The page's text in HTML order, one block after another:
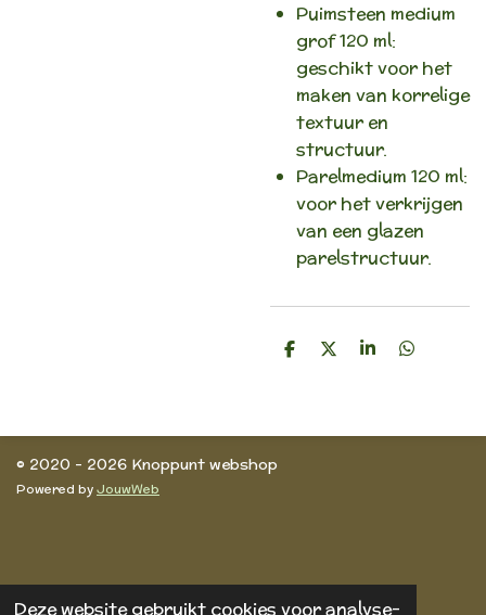
Deze website gebruikt cookies voor analyse-
Puimsteen medium
grof 120 ml:
geschikt voor het
maken van korrelige
textuur en
structuur.
Parelmedium 120 ml:
voor het verkrijgen
van een glazen
parelstructuur.
D
D
S
D
© 2020 - 2026 Knoppunt webshop
Powered byJouwWeb